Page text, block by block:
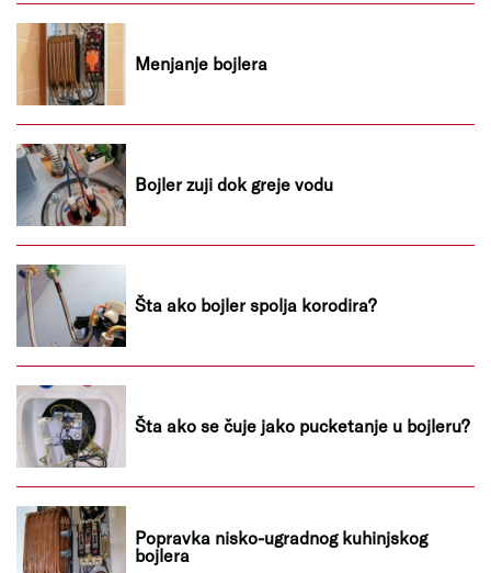
Menjanje bojlera
Bojler zuji dok greje vodu
Šta ako bojler spolja korodira?
Šta ako se čuje jako pucketanje u bojleru?
Popravka nisko-ugradnog kuhinjskog
bojlera